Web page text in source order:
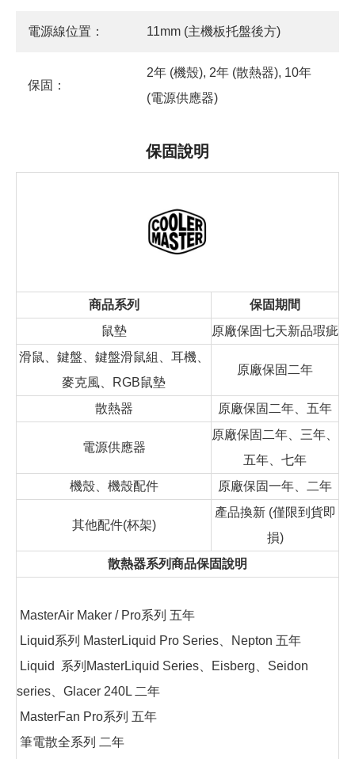
電源線位置： 11mm (主機板托盤後方)
保固：
2年 (機殼), 2年 (散熱器), 10年
(電源供應器)
保固說明
商品系列
保固期間
鼠墊
原廠保固七天新品瑕疵
滑鼠、鍵盤、鍵盤滑鼠組、耳機、
麥克風、RGB鼠墊
原廠保固二年
散熱器 原廠保固二年、五年
電源供應器
原廠保固二年、三年、
五年、七年
機殼、機殼配件
原廠保固一年、二年
其他配件(杯架)
產品換新 (僅限到貨即
損)
散熱器系列商品保固說明
MasterAir Maker / Pro系列 五年
Liquid系列 MasterLiquid Pro Series、Nepton 五年
Liquid 系列MasterLiquid Series、Eisberg、Seidon
series、Glacer 240L 二年
MasterFan Pro系列 五年
筆電散全系列 二年